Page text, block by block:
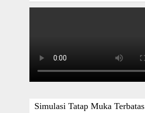
Simulasi Tatap Muka Terbatas